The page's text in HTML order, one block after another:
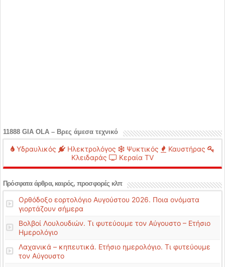
11888 GIA OLA – Βρες άμεσα τεχνικό
Υδραυλικός Ηλεκτρολόγος Ψυκτικός
Καυστήρας
Κλειδαράς
Κεραία TV
Πρόσφατα άρθρα, καιρός, προσφορές κλπ
Ορθόδοξο εορτολόγιο Αυγούστου 2026. Ποια ονόματα
γιορτάζουν σήμερα
Βολβοί Λουλουδιών. Τι φυτεύουμε τον Αύγουστο – Ετήσιο
Ημερολόγιο
Λαχανικά – κηπευτικά. Ετήσιο ημερολόγιο. Τι φυτεύουμε
τον Αύγουστο